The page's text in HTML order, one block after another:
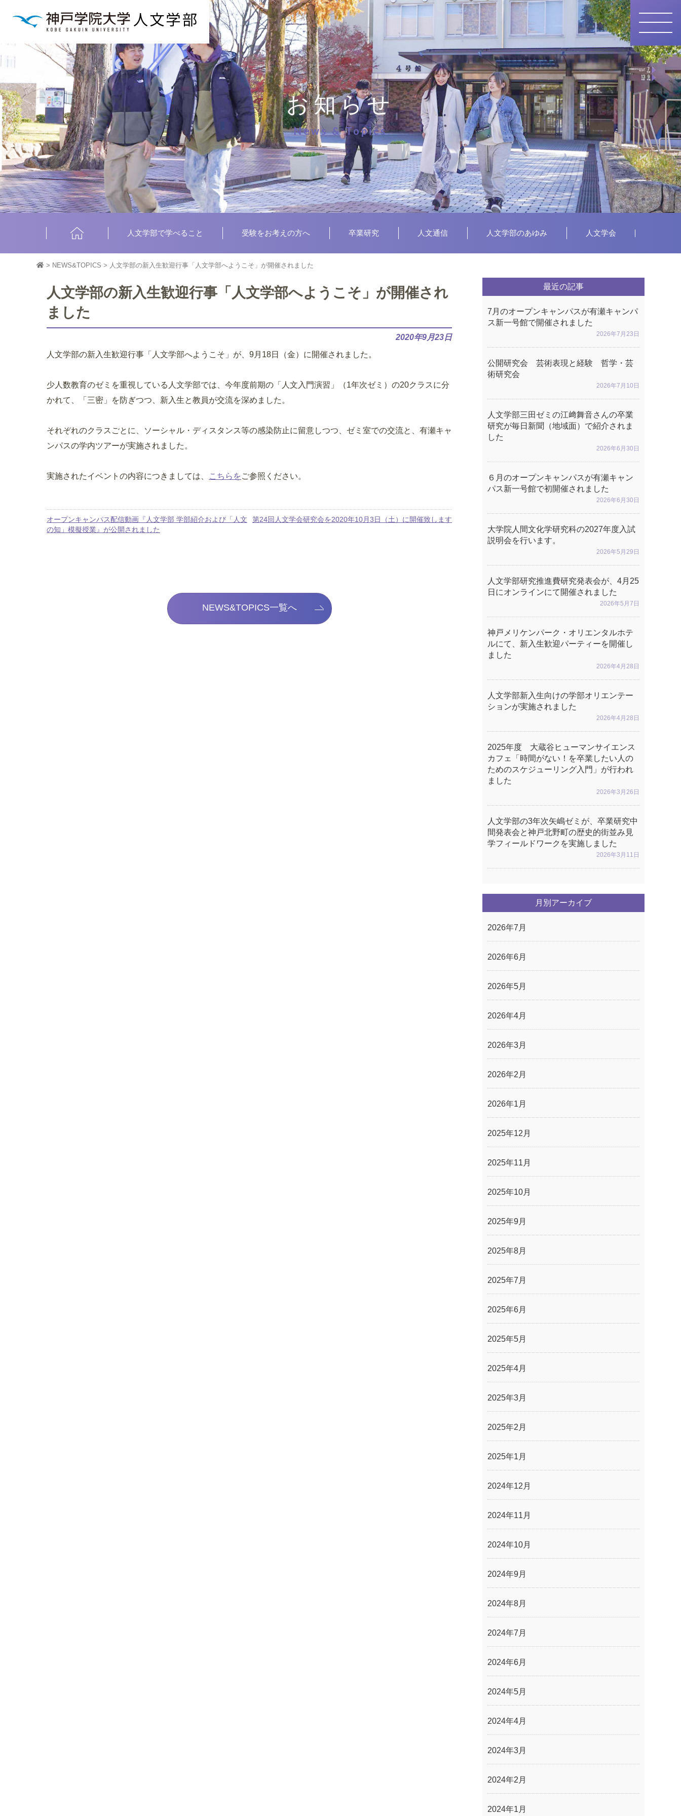
お知らせ
News & Topics
HOME 人文学部で学べること 受験をお考えの方へ 卒業研究 人文通信 人文学部のあゆみ 人文学会
> NEWS&TOPICS > 人文学部の新入生歓迎行事「人文学部へようこそ」が開催されました
人文学部の新入生歓迎行事「人文学部へようこそ」が開催され
ました
2020年9月23日
人文学部の新入生歓迎行事「人文学部へようこそ」が、9月18日（金）に開催されました。
少人数教育のゼミを重視している人文学部では、今年度前期の「人文入門演習」（1年次ゼミ）の20クラスに分
かれて、「三密」を防ぎつつ、新入生と教員が交流を深めました。
それぞれのクラスごとに、ソーシャル・ディスタンス等の感染防止に留意しつつ、ゼミ室での交流と、有瀬キャ
ンパスの学内ツアーが実施されました。
実施されたイベントの内容につきましては、 こちらを ご参照ください。
オープンキャンパス配信動画『人文学部 学部紹介および「人文
の知」模擬授業』が公開されました
第24回人文学会研究会を2020年10月3日（土）に開催致します
NEWS&TOPICS一覧へ
最近の記事
2026年7月23日
7月のオープンキャンパスが有瀬キャンパ
ス新一号館で開催されました
2026年7月10日
公開研究会 芸術表現と経験 哲学・芸
術研究会
2026年6月30日
人文学部三田ゼミの江﨑舞音さんの卒業
研究が毎日新聞（地域面）で紹介されま
した
2026年6月30日
６月のオープンキャンパスが有瀬キャン
パス新一号館で初開催されました
2026年5月29日
大学院人間文化学研究科の2027年度入試
説明会を行います。
2026年5月7日
人文学部研究推進費研究発表会が、4月25
日にオンラインにて開催されました
2026年4月28日
神戸メリケンパーク・オリエンタルホテ
ルにて、新入生歓迎パーティーを開催し
ました
2026年4月28日
人文学部新入生向けの学部オリエンテー
ションが実施されました
2026年3月26日
2025年度 大蔵谷ヒューマンサイエンス
カフェ「時間がない！を卒業したい人の
ためのスケジューリング入門」が行われ
ました
2026年3月11日
人文学部の3年次矢嶋ゼミが、卒業研究中
間発表会と神戸北野町の歴史的街並み見
学フィールドワークを実施しました
月別アーカイブ
2026年7月
2026年6月
2026年5月
2026年4月
2026年3月
2026年2月
2026年1月
2025年12月
2025年11月
2025年10月
2025年9月
2025年8月
2025年7月
2025年6月
2025年5月
2025年4月
2025年3月
2025年2月
2025年1月
2024年12月
2024年11月
2024年10月
2024年9月
2024年8月
2024年7月
2024年6月
2024年5月
2024年4月
2024年3月
2024年2月
2024年1月